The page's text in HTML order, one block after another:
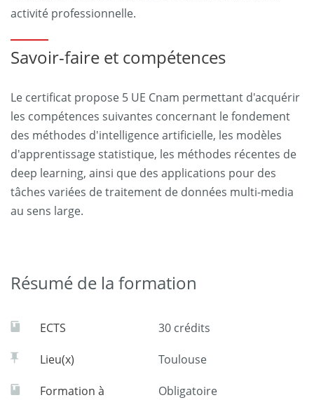
activité professionnelle.
Savoir-faire et compétences
Le certificat propose 5 UE Cnam permettant d'acquérir
les compétences suivantes concernant le fondement
des méthodes d'intelligence artificielle, les modèles
d'apprentissage statistique, les méthodes récentes de
deep learning, ainsi que des applications pour des
tâches variées de traitement de données multi-media
au sens large.
Résumé de la formation
ECTS 30 crédits
Lieu(x) Toulouse
Formation à Obligatoire